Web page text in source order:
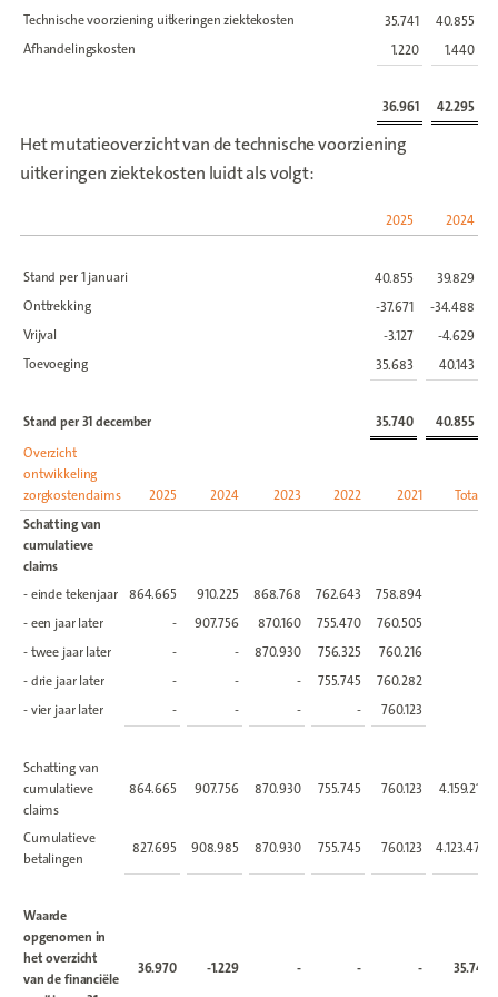
Technische voorziening uitkeringen ziektekosten 35.741
40.855
Afhandelingskosten
1.220 1.440
36.961 42.295
Het mutatieoverzicht van de technische voorziening
uitkeringen ziektekosten luidt als volgt:
2025 2024
Stand per 1 januari 40.855
39.829
Onttrekking
-37.671
-34.488
Vrijval
-3.127
-4.629
Toevoeging
35.683 40.143
Stand per 31 december 35.740
40.855
Overzicht
ontwikkeling
zorgkostenclaims
2025 2024 2023 2022 2021
Totaal
Schatting van
cumulatieve
claims
- einde tekenjaar
864.665 910.225 868.768 762.643
758.894
- een jaar later
- 907.756 870.160 755.470
760.505
- twee jaar later
- - 870.930 756.325
760.216
- drie jaar later
- - - 755.745
760.282
- vier jaar later
- - - - 760.123
Schatting van
cumulatieve
claims
864.665 907.756 870.930 755.745 760.123 4.159.219
Cumulatieve
betalingen
827.695 908.985 870.930 755.745 760.123 4.123.478
Waarde
opgenomen in
het overzicht
van de financiële
36.970 -1.229 - - - 35.741